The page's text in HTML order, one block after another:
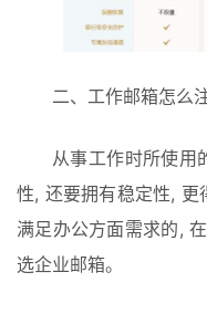
二、工作邮箱怎么
从事工作时所使用
性, 还要拥有稳定性, 更
满足办公方面需求的,
选企业邮箱。